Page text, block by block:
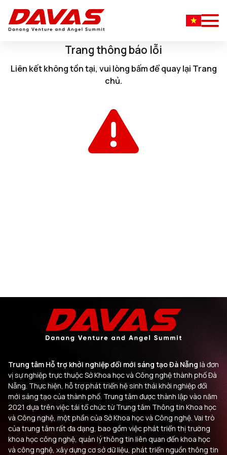
Trang thông báo lỗi
Liên kết không tồn tại, vui lòng bấmđể quay lại Trang
chủ.
Trung tâm Hỗ trợ khởi nghiệp đổi mới sáng tạo Đà Nẵng là đơn
vị sự nghiệp trực thuộc Sở Khoa học và Công nghệ thành phố Đà
Nẵng. Thực hiện, hỗ trợ phát triển hệ sinh thái khởi nghiệp đổi
mới sáng tạo của thành phố. Trung tâm được thành lập vào năm
2021 dựa trên việc tái tổ chức từ Trung tâm Thông tin Khoa học
và Công nghệ, một phần của Sở Khoa học và Công nghệ. Vai trò
của trung tâm rất đa dạng, bao gồm việc phát triển thị trường
khoa học công nghệ, quản lý thông tin liên quan đến khoa học
và công nghệ, xây dựng cơ sở dữ liệu, phát triển nguồn thông tin